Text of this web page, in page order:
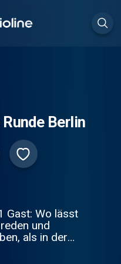
Runde Berlin
Gast: Wo lässt
und
als in der
nimmt sich